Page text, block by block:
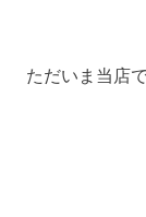
ただいま当店